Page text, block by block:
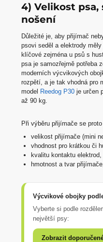
4) Velikost
nošení
Důležité je, aby přijímač
psovi seděl a elektrody
klíčové zejména u psů s
psa je samozřejmě potřeba
moderních výcvikových
rozpětí, a je tak vhodná pro
model Reedog P30 je určen
až 90 kg.
Při výběru přijímače se
velikost přijímače (mini
vhodnost pro krátkou či
kvalitu kontaktu elektrod,
hmotnost a tvar
Výcvikové obojky
Vyberte si podle
největší psy:
Zobrazit